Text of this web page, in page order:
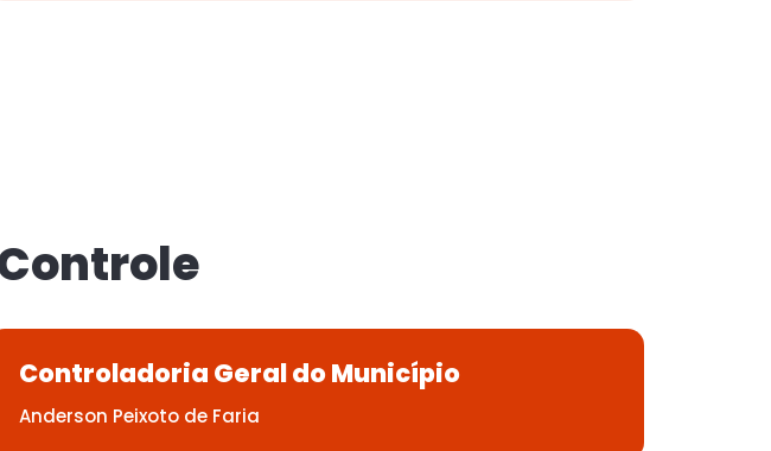
Controladoria Geral do Município
Anderson Peixoto de Faria